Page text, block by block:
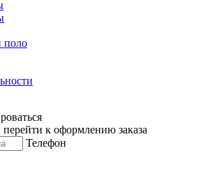
поло
к оформлению заказа
Телефон